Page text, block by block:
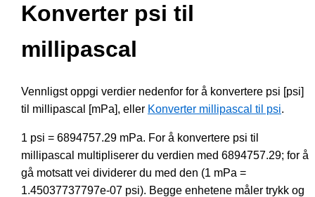
Konverter psi til
millipascal
Vennligst oppgi verdier nedenfor for å konvertere psi [psi]
til millipascal [mPa], eller Konverter millipascal til psi.
1 psi = 6894757.29 mPa. For å konvertere psi til
millipascal multipliserer du verdien med 6894757.29; for å
gå motsatt vei dividerer du med den (1 mPa =
1.45037737797e-07 psi). Begge enhetene måler trykk og